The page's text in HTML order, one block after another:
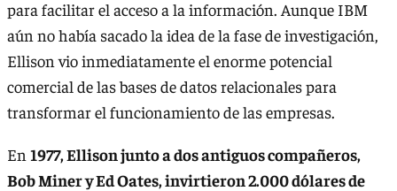
para facilitar el acceso a la información. Aunque IBM
aún no había sacado la idea de la fase de investigación,
Ellison vio inmediatamente el enorme potencial
comercial de las bases de datos relacionales para
transformar el funcionamiento de las empresas.
En 1977, Ellison junto a dos antiguos compañeros,
Bob Miner y Ed Oates, invirtieron 2.000 dólares de